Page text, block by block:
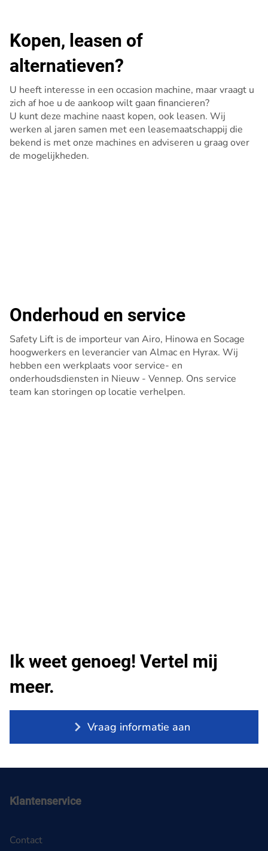
Onderhoud en service
Safety Lift is de importeur van Airo, Hinowa en Socage
hoogwerkers en leverancier van Almac en Hyrax. Wij
hebben een werkplaats voor service- en
onderhoudsdiensten in Nieuw - Vennep. Ons service
team kan storingen op locatie verhelpen.
Kopen, leasen of
alternatieven?
U heeft interesse in een occasion machine, maar vraagt u
zich af hoe u de aankoop wilt gaan financieren?
U kunt deze machine naast kopen, ook leasen. Wij
werken al jaren samen met een leasemaatschappij die
bekend is met onze machines en adviseren u graag over
de mogelijkheden.
Ik weet genoeg! Vertel mij
meer.
Vraag informatie aan
Klantenservice
Contact